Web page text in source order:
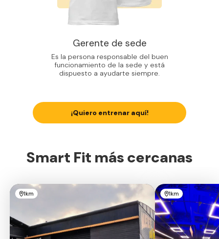
Gerente de sede
Es la persona responsable del buen
funcionamiento de la sede y está
dispuesto a ayudarte siempre.
¡Quiero entrenar aquí!
Smart Fit más cercanas
1km 1km